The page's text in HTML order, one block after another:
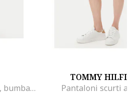
Pantaloni sport dama, bumbac si poliester, albastru deschis
TOMMY
Pantaloni scurti